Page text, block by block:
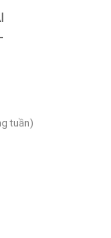
-
tuần)